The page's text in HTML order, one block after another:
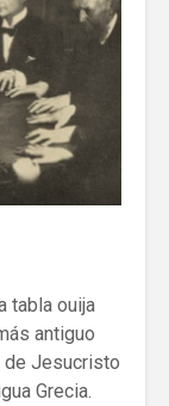
tabla ouija
antiguo
de Jesucristo
Grecia.